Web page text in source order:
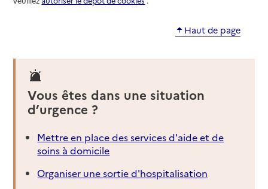
Haut de page
Vous êtes dans une situation
d’urgence ?
Mettre en place des services d'aide et de
soins à domicile
Organiser une sortie d'hospitalisation